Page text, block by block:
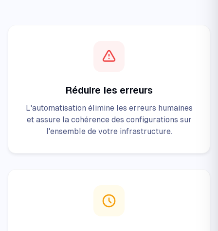
Réduire les erreurs
L'automatisation élimine les erreurs humaines
et assure la cohérence des configurations sur
l'ensemble de votre infrastructure.